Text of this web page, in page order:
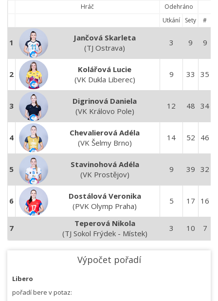
Hráč
Odehráno
Utkání
Sety #
1
Jančová Skarleta
(TJ Ostrava)
3 9 9
2
Kolářová Lucie
(VK Dukla Liberec)
9 33 35
3
Digrinová Daniela
(VK Královo Pole)
12 48 34
4
Chevalierová Adéla
(VK Šelmy Brno)
14 52 46
5
Stavinohová Adéla
(VK Prostějov)
9 39 32
6
Dostálová Veronika
(PVK Olymp Praha)
5 17 16
7
Teperová Nikola
(TJ Sokol Frýdek - Místek)
3 10 7
Výpočet pořadí
Libero
pořadí bere v potaz: